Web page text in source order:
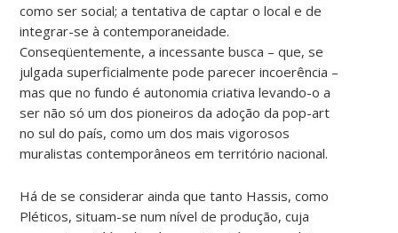
como ser social; a tentativa de captar o local e de
integrar-se à contemporaneidade.
Conseqüentemente, a incessante busca – que, se
julgada superficialmente pode parecer incoerência –
mas que no fundo é autonomia criativa levando-o a
ser não só um dos pioneiros da adoção da pop-art
no sul do país, como um dos mais vigorosos
muralistas contemporâneos em território nacional.
Há de se considerar ainda que tanto Hassis, como
Pléticos, situam-se num nível de produção, cuja